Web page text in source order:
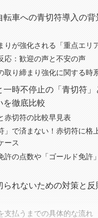
転車への青切符導入の背
りが強化される「重点エリ
応：歓迎の声と不安の声
取り締まり強化に関する時
一時不停止の「青切符」
を徹底比較
赤切符の比較早見表
」で済まない！赤切符に格
ース
許の点数や「ゴールド免許
られないための対策と反
支払うまでの具体的な流れ